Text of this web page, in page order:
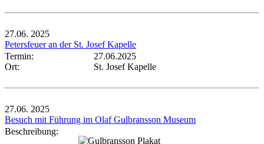
27.06. 2025
Petersfeuer an der St. Josef Kapelle
Termin:
27.06.2025
Ort:
St. Josef Kapelle
27.06. 2025
Besuch mit Führung im Olaf Gulbransson Museum
Beschreibung: